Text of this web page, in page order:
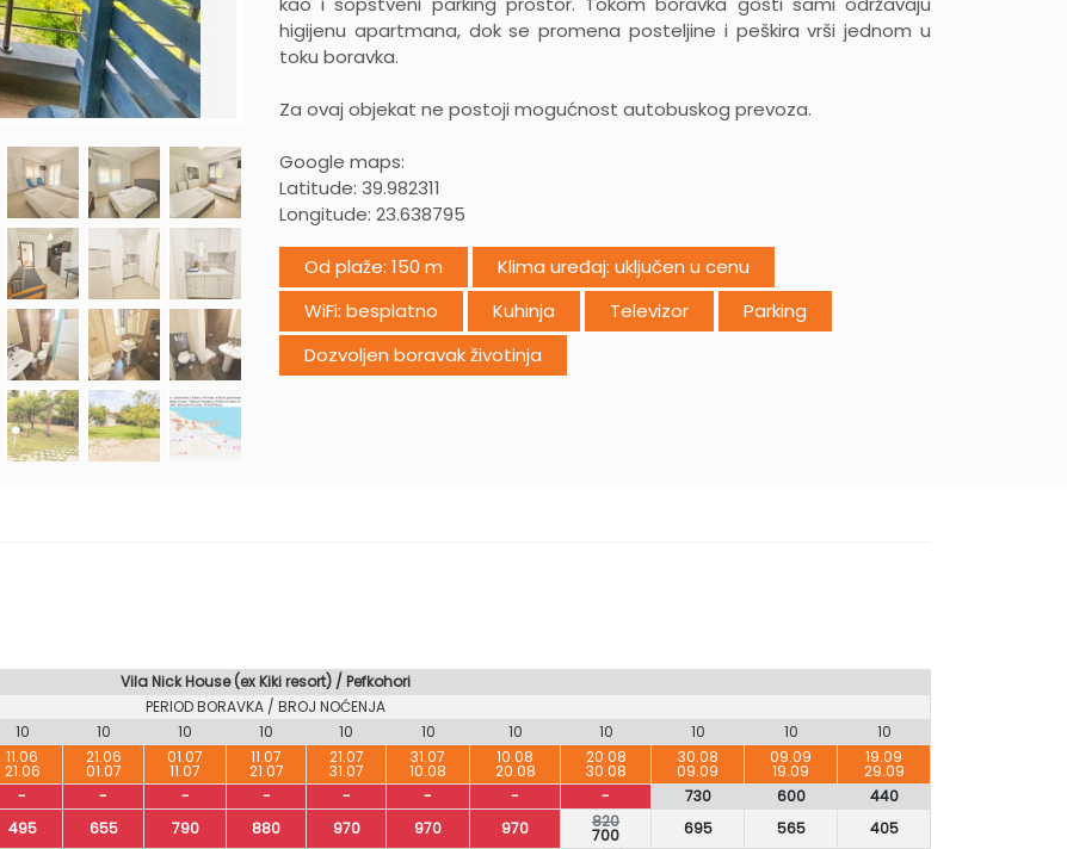
higijenu apartmana, dok se promena posteljine i peškira vrši jednom u
toku boravka.
Za ovaj objekat ne postoji mogućnost autobuskog prevoza.
Google maps:
Latitude: 39.982311
Longitude: 23.638795
Od plaže: 150 m
Klima uređaj: uključen u cenu
WiFi: besplatno
Kuhinja Televizor
Parking
Dozvoljen boravak životinja
Vila Nick House (ex Kiki resort) / Pefkohori
PERIOD BORAVKA / BROJ NOĆENJA
10 10 10 10 10 10 10 10 10 10
10
11.06
21.06
21.06
01.07
01.07
11.07
11.07
21.07
21.07
31.07
31.07
10.08
10.08
20.08
20.08
30.08
30.08
09.09
09.09
19.09
19.09
29.09
- - - - - - - - 730 600
440
495 655 790 880 970 970 970 820
700 695 565
405